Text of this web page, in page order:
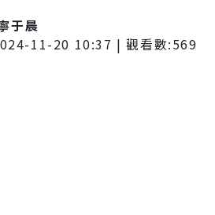
于晨
11-20 10:37 | 觀看數:569